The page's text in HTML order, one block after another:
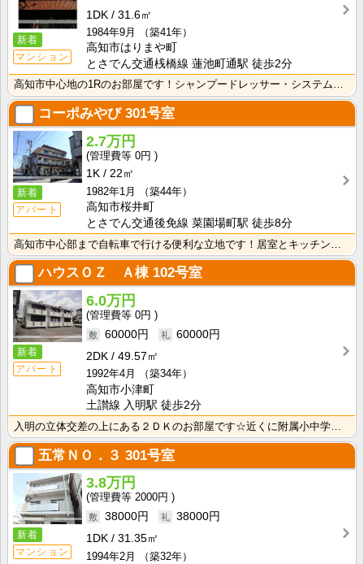
新着
マンション
1DK
31.6㎡
1984年9月
（築41年）
高知市はりまや町
とさでん交通桟橋線 蓮池町通駅 徒歩2分
高知市中心地の1Rのお部屋です！シャンプードレッサー・システムキッチン等、充実した設備がうれしいです･･･
コーポみやび301号室
新着
アパート
2.7万円
0円
1K
22㎡
1982年1月
（築44年）
高知市桜井町
とさでん交通後免線 菜園場町駅 徒歩8分
ハウスＯＺ Ａ棟102号室
新着
アパート
6.0万円
0円
60000円
60000円
2DK
49.57㎡
1992年4月
（築34年）
高知市小津町
土讃線 入明駅 徒歩2分
五常ＮＯ．３ 301号室
新着
マンション
3.8万円
2000円
38000円
38000円
1DK
31.35㎡
1994年2月
（築32年）